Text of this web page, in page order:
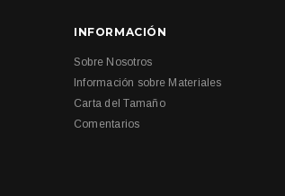
INFORMACIÓN
Sobre Nosotros
Información sobre Materiales
Carta del Tamaño
Comentarios